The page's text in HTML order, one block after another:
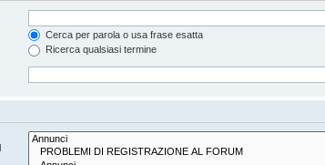
Cerca per parola o usa frase esatta
Ricerca qualsiasi termine